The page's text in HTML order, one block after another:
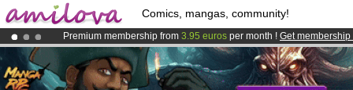
Comics, mangas, community!
Premium membership from 3.95 euros per month ! Get membership
AmilovaKickstarter is now LIVE!.
Already 100000 membersand 1000 comics & mangas!.